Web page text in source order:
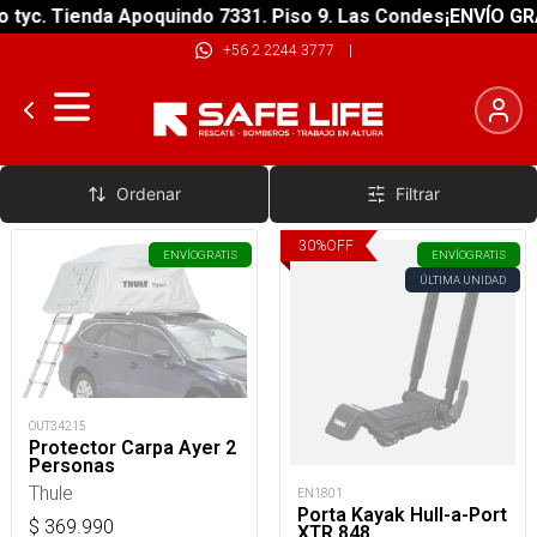
Tienda Apoquindo 7331. Piso 9. Las Condes¡ENVÍO
+56 2 2244 3777 |
Accesorios Equipamiento de autos
Ordenar Filtrar
ENVÍOGRATIS
OUT34215
Protector Carpa Ayer 2
Personas
Thule
$ 369.990
30%OFF
ENVÍOGRATIS
ÚLTIMA UNIDAD
EN1801
Porta Kayak Hull-a-Port